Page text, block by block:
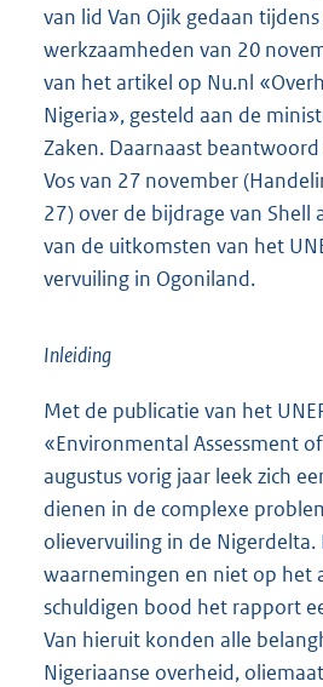
van lid Van Ojik gedaan
werkzaamheden van 20
van het artikel op Nu.nl
Nigeria», gesteld aan de
Zaken. Daarnaast
Vos van 27 november
27) over de bijdrage van
van de uitkomsten van het
vervuiling in Ogoniland.
Inleiding
Met de publicatie van het
«Environmental Assessment
augustus vorig jaar leek zich
dienen in de complexe
olievervuiling in de
waarnemingen en niet op het
schuldigen bood het rapport
Van hieruit konden alle
Nigeriaanse overheid,